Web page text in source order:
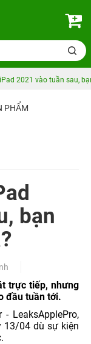
2021 vào tuần sau,
PHẨM
bạn
trực tiếp, nhưng
đầu tuần tới.
LeaksApplePro,
13/04 dù sự kiện